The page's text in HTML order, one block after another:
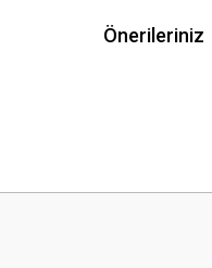
Önerileriniz